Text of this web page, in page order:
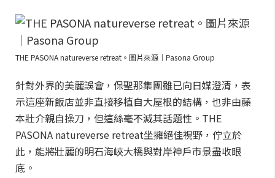
THE PASONA natureverse retreat。圖片來源｜Pasona Group
針對外界的美麗誤會，保聖那集團雖已向日媒澄清，表
示這座新飯店並非直接移植自大屋根的結構，也非由藤
本壯介親自操刀，但這絲毫不減其話題性。THE
PASONA natureverse retreat坐擁絕佳視野，佇立於
此，能將壯麗的明石海峽大橋與對岸神戶市景盡收眼
底。